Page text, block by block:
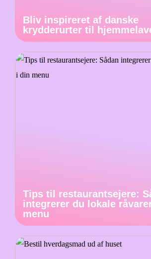
Bliv inspireret af danske
krydderurter til
Tips til restaurantsejere:
integrerer du lokale
menu